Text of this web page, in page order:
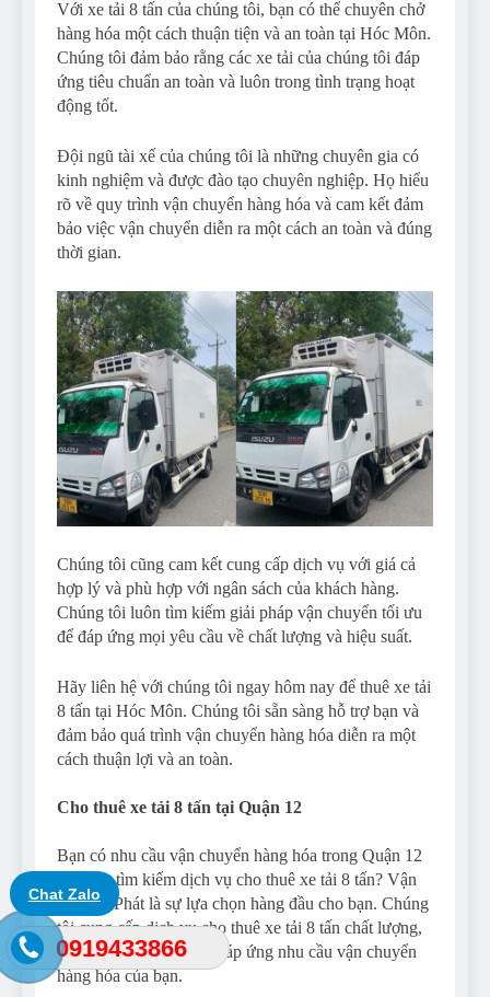
Với xe tải 8 tấn của chúng tôi, bạn có thể chuyên chở
hàng hóa một cách thuận tiện và an toàn tại Hóc Môn.
Chúng tôi đảm bảo rằng các xe tải của chúng tôi đáp
ứng tiêu chuẩn an toàn và luôn trong tình trạng hoạt
động tốt.
Đội ngũ tài xế của chúng tôi là những chuyên gia có
kinh nghiệm và được đào tạo chuyên nghiệp. Họ hiểu
rõ về quy trình vận chuyển hàng hóa và cam kết đảm
bảo việc vận chuyển diễn ra một cách an toàn và đúng
thời gian.
Chúng tôi cũng cam kết cung cấp dịch vụ với giá cả
hợp lý và phù hợp với ngân sách của khách hàng.
Chúng tôi luôn tìm kiếm giải pháp vận chuyển tối ưu
để đáp ứng mọi yêu cầu về chất lượng và hiệu suất.
Hãy liên hệ với chúng tôi ngay hôm nay để thuê xe tải
8 tấn tại Hóc Môn. Chúng tôi sẵn sàng hỗ trợ bạn và
đảm bảo quá trình vận chuyển hàng hóa diễn ra một
cách thuận lợi và an toàn.
Cho thuê xe tải 8 tấn tại Quận 12
Bạn có nhu cầu vận chuyển hàng hóa trong Quận 12
và đang tìm kiếm dịch vụ cho thuê xe tải 8 tấn? Vận
tải Lâm Phát là sự lựa chọn hàng đầu cho bạn. Chúng
tôi cung cấp dịch vụ cho thuê xe tải 8 tấn chất lượng,
an toàn và hiệu quả để đáp ứng nhu cầu vận chuyển
hàng hóa của bạn.
Chat Zalo
0919433866